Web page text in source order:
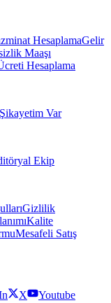
HesaplamaGelir
Maaşı
Hesaplama
Şikayetim Var
Ekip
Gizlilik
Kalite
Mesafeli Satış
X
Youtube